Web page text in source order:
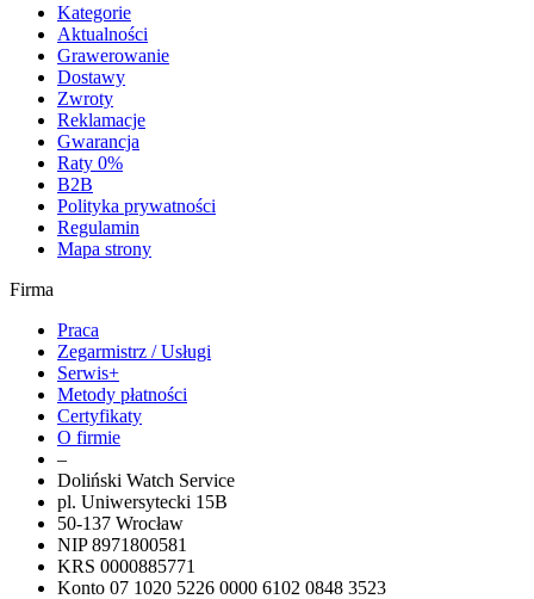
Kategorie
Aktualności
Grawerowanie
Dostawy
Zwroty
Reklamacje
Gwarancja
Raty 0%
B2B
Polityka prywatności
Regulamin
Mapa strony
Firma
Praca
Zegarmistrz / Usługi
Serwis+
Metody płatności
Certyfikaty
O firmie
–
Doliński Watch Service
pl. Uniwersytecki 15B
50-137 Wrocław
NIP 8971800581
KRS 0000885771
Konto 07 1020 5226 0000 6102 0848 3523